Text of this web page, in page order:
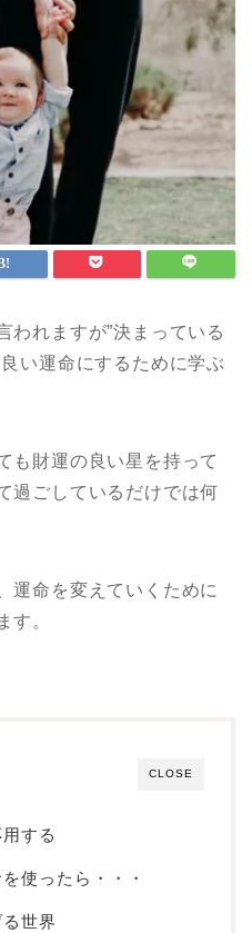
われますが”決まっている
い運命にするために学ぶ
も財運の良い星を持って
過ごしているだけでは何
運命を変えていくために
す。
CLOSE
する
使ったら・・・
世界